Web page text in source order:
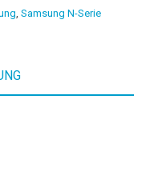
, Samsung N-Serie